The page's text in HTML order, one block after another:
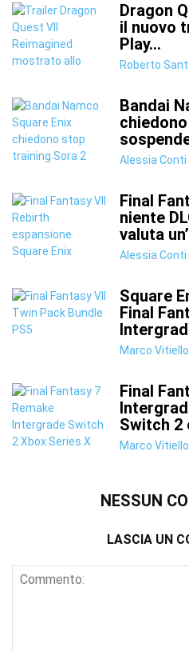
Dragon
il nuovo
Play...
Roberto
Bandai
Alessia Conti
Final
niente
valuta
Alessia Conti
Square
Final
Marco Vitiello
Final
Switch 2
Marco Vitiello
NESSUN
LASCIA UN